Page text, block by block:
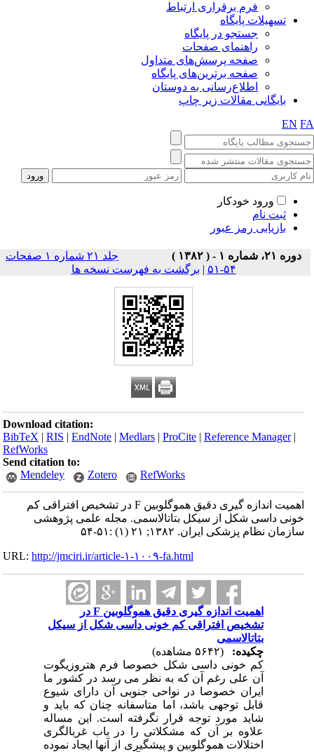
فرم برقراری ارتباط
تسهیلات پایگاه
جستجو در پایگاه
راهنمای صفحات
صفحه پرسش‌های متداول
صفحه برترین‌های پایگاه
اطلاع‌رسانی به دوستان
بایگانی مقالات زیر چاپ
EN
ورود خودکار
ثبت نام
بازیابی رمز عبور
دوره ۲۱، شماره ۱ - ( ۱۳۸۲ )
جلد ۲۱ شماره ۱ صفحات
۵۴-۵۱
| برگشت به فهرست نسخه ها
Download citation:
BibTeX |RIS |EndNote |Medlars |ProCite |Reference Manager
RefWorks
Send citation to:
Mendeley
Zotero RefWorks
اهمیت اندازه‌ گیری دقیق هموگلوبین F در تشخیص افتراقی کم
خونی داسی شکل از سیکل بتاتالاسمی. مجله علمی پژوهشی
سازمان نظام پزشکی ایران. ۱۳۸۲; ۲۱ (۱) :۵۱-۵۴
URL:http://jmciri.ir/article-۱-۱۰۰۹-fa.html
اهمیت اندازه‌ گیری دقیق هموگلوبین F در
تشخیص افتراقی کم خونی داسی شکل از سیکل
بتاتالاسمی
چکیده:
کم خونی داسی شکل خصوصا فرم هتروزیگوت
آن علی رغم آن که به نظر می ‌رسد در کشور ما
ایران خصوصا در نواحی جنوبی آن دارای شیوع
قابل توجهی باشد، اما متاسفانه چنان که باید و
شاید مورد توجه قرار نگرفته است. این مساله
علاوه بر آن که مشکلاتی را در باب غربالگری
اختلالات هموگلوبین و پیشگیری از آنها ایجاد نموده